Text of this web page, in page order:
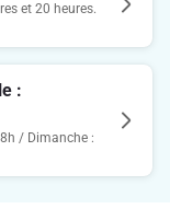
et 20 heures.
:
/ Dimanche :